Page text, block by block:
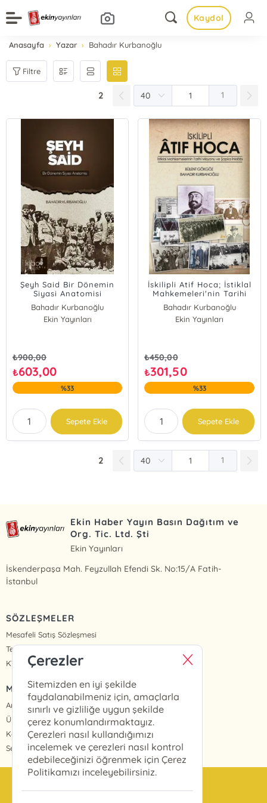
Kaydol
Anasayfa Yazar Bahadır Kurbanoğlu
Filtre
2 1
Şeyh Said Bir Dönemin
Siyasi Anatomisi
Bahadır Kurbanoğlu
Ekin Yayınları
₺900,00
₺603,00
%33
Sepete Ekle
İskilipli Atif Hoca; İstiklal
Mahkemeleri'nin Tarihi
Misyonu ve Şapka İnkılabı
Bahadır Kurbanoğlu
Bülent Gökgöz
Ekin Yayınları
₺450,00
₺301,50
%33
Sepete Ekle
2 1
Ekin Haber Yayın Basın Dağıtım ve
Org. Tic. Ltd. Şti
Ekin Yayınları
İskenderpaşa Mah. Feyzullah Efendi Sk. No:15/A Fatih-
İstanbul
SÖZLEŞMELER
Mesafeli Satış Sözleşmesi
Teslimat ve İade
KVKK Politikası ve Aydınlatma Metinleri
MENÜ
Anasayfa
Üye Girişi
Kayıt Ol
Sepetim
Çerezler
Sitemizden en iyi şekilde
faydalanabilmeniz için, amaçlarla
sınırlı ve gizliliğe uygun şekilde
çerez konumlandırmaktayız.
Çerezleri nasıl kullandığımızı
incelemek ve çerezleri nasıl kontrol
edebileceğinizi öğrenmek için Çerez
Politikamızı inceleyebilirsiniz.